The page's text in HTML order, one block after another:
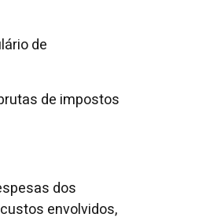
de
de impostos
dos
envolvidos,